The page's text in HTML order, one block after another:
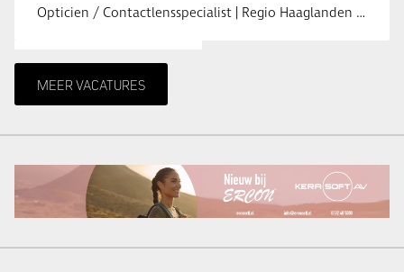
Opticien / Contactlensspecialist | Regio Haaglanden & Rotterdam Saludos uit …
MEER VACATURES